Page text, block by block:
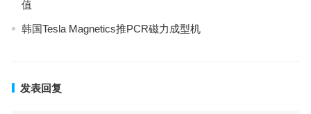
值
韩国Tesla Magnetics推PCR磁力成型机
发表回复